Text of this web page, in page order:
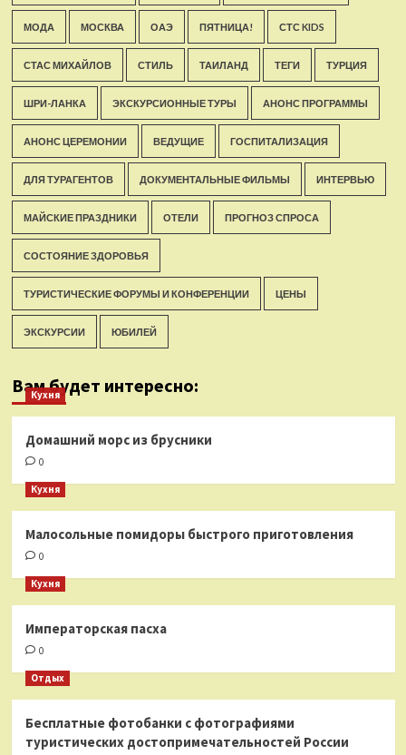
МОДА МОСКВА ОАЭ ПЯТНИЦА! СТС KIDS
СТАС МИХАЙЛОВ СТИЛЬ ТАИЛАНД ТЕГИ ТУРЦИЯ
ШРИ-ЛАНКА ЭКСКУРСИОННЫЕ ТУРЫ АНОНС ПРОГРАММЫ
АНОНС ЦЕРЕМОНИИ ВЕДУЩИЕ ГОСПИТАЛИЗАЦИЯ
ДЛЯ ТУРАГЕНТОВ ДОКУМЕНТАЛЬНЫЕ ФИЛЬМЫ ИНТЕРВЬЮ
МАЙСКИЕ ПРАЗДНИКИ ОТЕЛИ ПРОГНОЗ СПРОСА
СОСТОЯНИЕ ЗДОРОВЬЯ
ТУРИСТИЧЕСКИЕ ФОРУМЫ И КОНФЕРЕНЦИИ ЦЕНЫ
ЭКСКУРСИИ ЮБИЛЕЙ
Вам будет интересно:
Кухня
Домашний морс из брусники
0
Кухня
Малосольные помидоры быстрого приготовления
0
Кухня
Императорская пасха
0
Отдых
Бесплатные фотобанки с фотографиями
туристических достопримечательностей России